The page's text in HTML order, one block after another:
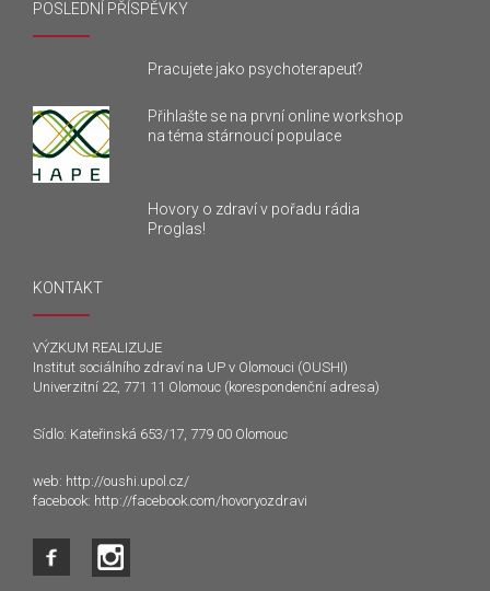
POSLEDNÍ PŘÍSPĚVKY
Pracujete jako psychoterapeut?
Přihlašte se na první online workshop
na téma stárnoucí populace
Hovory o zdraví v pořadu rádia
Proglas!
KONTAKT
VÝZKUM REALIZUJE
Institut sociálního zdraví na UP v Olomouci (OUSHI)
Univerzitní 22, 771 11 Olomouc (korespondenční adresa)
Sídlo: Kateřinská 653/17, 779 00 Olomouc
web: http://oushi.upol.cz/
facebook: http://facebook.com/hovoryozdravi